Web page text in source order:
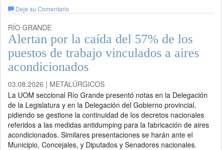
Deje su Comentario
RÍO GRANDE
Alertan por la caída del 57% de los
puestos de trabajo vinculados a aires
acondicionados
03.08.2026 | METALÚRGICOS
La UOM seccional Río Grande presentó notas en la Delegación
de la Legislatura y en la Delegación del Gobierno provincial,
pidiendo se gestione la continuidad de los decretos nacionales
referidos a las medidas antidumping para la fabricación de aires
acondicionados. Similares presentaciones se harán ante el
Municipio, Concejales, y Diputados y Senadores nacionales.